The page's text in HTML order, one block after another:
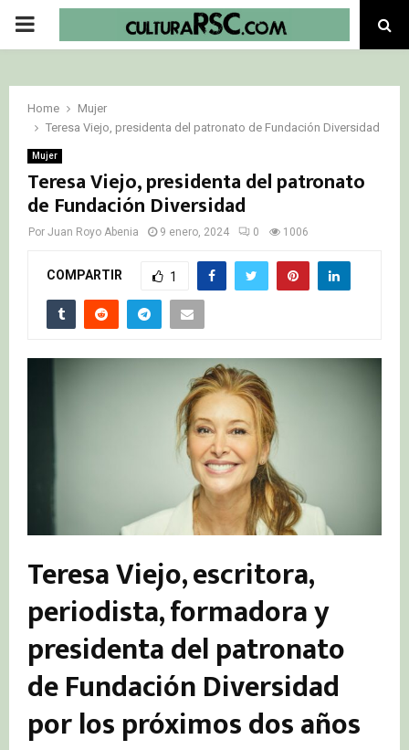
PRIMARY
Home
Mujer
Teresa Viejo, presidenta del patronato de Fundación Diversidad
Mujer
Teresa Viejo, presidenta del patronato
de Fundación Diversidad
Por Juan Royo Abenia 9 enero, 2024 0 1006
COMPARTIR 1
Teresa Viejo, escritora,
periodista, formadora y
presidenta del patronato
de Fundación Diversidad
por los próximos dos años